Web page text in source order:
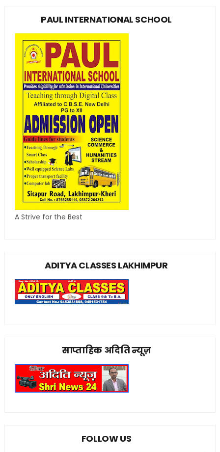
PAUL INTERNATIONAL SCHOOL
A Strive for the Best
ADITYA CLASSES LAKHIMPUR
साप्ताहिक अदिति न्यूज़
FOLLOW US